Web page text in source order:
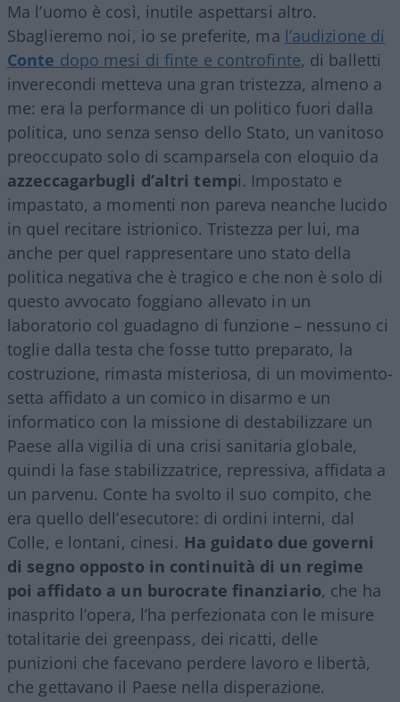
Ma l’uomo è così, inutile aspettarsi altro.
Sbaglieremo noi, io se preferite, ma l’audizione di
Conte dopo mesi di finte e controfinte, di balletti
inverecondi metteva una gran tristezza, almeno a
me: era la performance di un politico fuori dalla
politica, uno senza senso dello Stato, un vanitoso
preoccupato solo di scamparsela con eloquio da
azzeccagarbugli d’altri tempi. Impostato e
impastato, a momenti non pareva neanche lucido
in quel recitare istrionico. Tristezza per lui, ma
anche per quel rappresentare uno stato della
politica negativa che è tragico e che non è solo di
questo avvocato foggiano allevato in un
laboratorio col guadagno di funzione – nessuno ci
toglie dalla testa che fosse tutto preparato, la
costruzione, rimasta misteriosa, di un movimento-
setta affidato a un comico in disarmo e un
informatico con la missione di destabilizzare un
Paese alla vigilia di una crisi sanitaria globale,
quindi la fase stabilizzatrice, repressiva, affidata a
un parvenu. Conte ha svolto il suo compito, che
era quello dell’esecutore: di ordini interni, dal
Colle, e lontani, cinesi. Ha guidato due governi
di segno opposto in continuità di un regime
poi affidato a un burocrate finanziario, che ha
inasprito l’opera, l’ha perfezionata con le misure
totalitarie dei greenpass, dei ricatti, delle
punizioni che facevano perdere lavoro e libertà,
che gettavano il Paese nella disperazione.